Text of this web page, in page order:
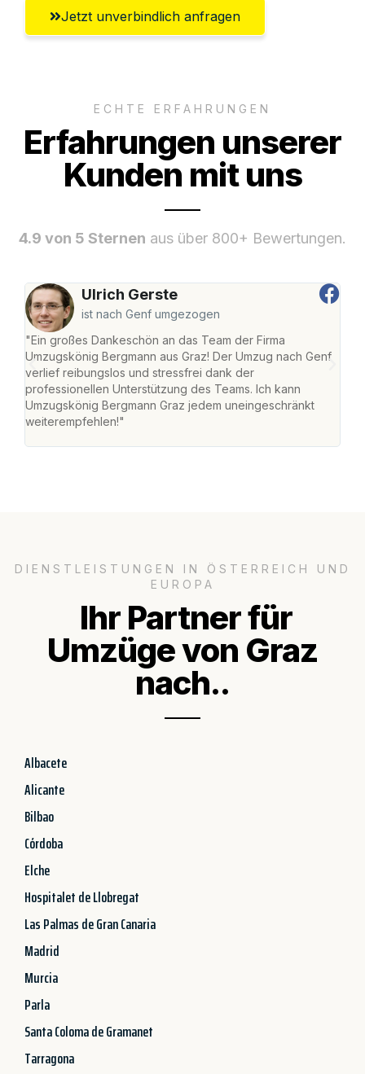
Jetzt unverbindlich anfragen
ECHTE ERFAHRUNGEN
Erfahrungen unserer
Kunden mit uns
4.9 von 5 Sternen aus über 800+ Bewertungen.
Ulrich Gerste
ist nach Genf umgezogen
"Ein großes Dankeschön an das Team der Firma
Umzugskönig Bergmann aus Graz! Der Umzug nach Genf
verlief reibungslos und stressfrei dank der
professionellen Unterstützung des Teams. Ich kann
Umzugskönig Bergmann Graz jedem uneingeschränkt
weiterempfehlen!"
DIENSTLEISTUNGEN IN ÖSTERREICH UND
EUROPA
Ihr Partner für
Umzüge von Graz
nach..
Albacete
Alicante
Bilbao
Córdoba
Elche
Hospitalet de Llobregat
Las Palmas de Gran Canaria
Madrid
Murcia
Parla
Santa Coloma de Gramanet
Tarragona